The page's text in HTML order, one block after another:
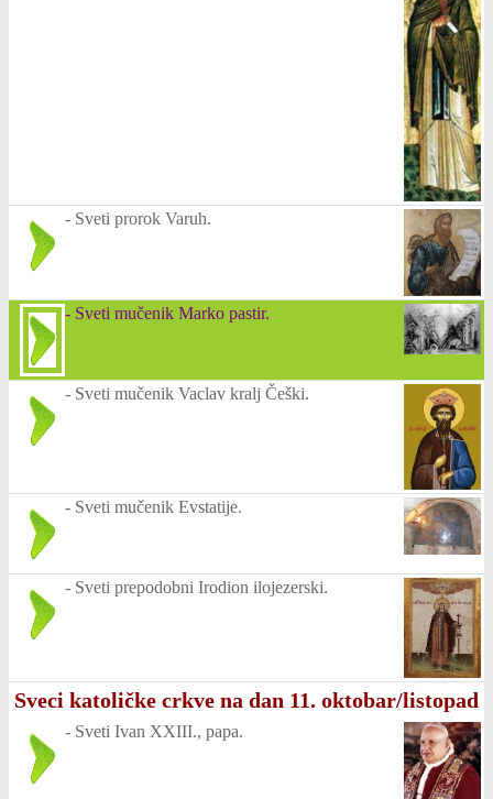
- Sveti prorok Varuh.
- Sveti mučenik Marko pastir.
- Sveti mučenik Vaclav kralj Češki.
- Sveti mučenik Evstatije.
- Sveti prepodobni Irodion ilojezerski.
Sveci katoličke crkve na dan 11. oktobar/listopad
- Sveti Ivan XXIII., papa.